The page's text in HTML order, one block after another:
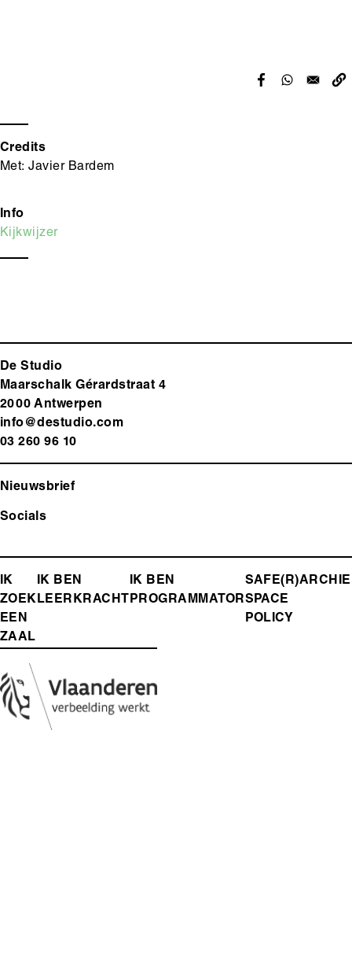
Credits
Met: Javier Bardem
Info
Kijkwijzer
De Studio
Maarschalk Gérardstraat 4
2000 Antwerpen
info@destudio.com
03 260 96 10
Nieuwsbrief
Socials
FOOTER-
MENU
IK
ZOEK
EEN
ZAAL
IK BEN
LEERKRACHT
IK BEN
PROGRAMMATOR
SAFE(R)
SPACE
POLICY
Media
Afbeelding